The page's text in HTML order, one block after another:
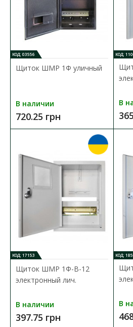
Бокс монтаж СКІМ pro GRP
UV-стойк IP65
Доступность: В наличии
Бокс монтаж СКІМ pro GRP 3ф 3мод.
С11801008 ) характеристики: Тип ..
1 470.86 грн
В
КОД: 03556
Щиток ШМР 1Ф уличный
В наличии
720.25 грн
КОД:
В
КОД: 17153
Щиток ШМР 1Ф-В-12
электронный лич.
В наличии
397.75 грн
КОД:
В